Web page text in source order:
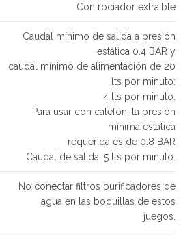
Con rociador extraible
Caudal mínimo de salida a presión
estática 0.4 BAR y
caudal mínimo de alimentación de 20
lts por minuto:
4 lts por minuto.
Para usar con calefón, la presión
mínima estática
requerida es de 0.8 BAR
Caudal de salida: 5 lts por minuto.
No conectar filtros purificadores de
agua en las boquillas de estos
juegos.